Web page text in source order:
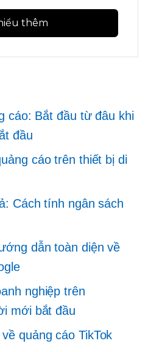
thêm
cáo: Bắt đầu từ đâu khi
đầu
cáo trên thiết bị di
Cách tính ngân sách
dẫn toàn diện về
nghiệp trên
mới bắt đầu
quảng cáo TikTok